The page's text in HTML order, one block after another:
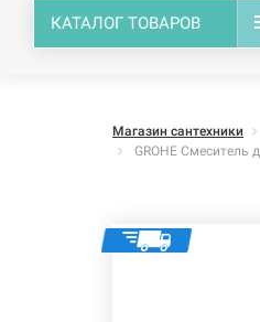
КАТАЛОГ ТОВАРОВ
Магазин сантехники
GROHE Смеситель